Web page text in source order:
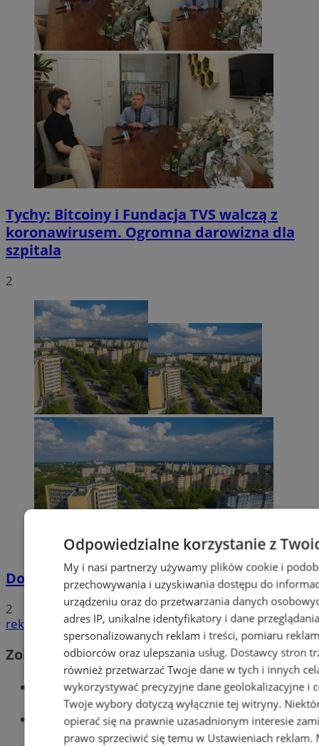
Tychy: Bitcoiny i Fundacja TVS walczą z
koronawirusem. Ogromna darowizna dla
szpitala
2
Dowody osobiste z odciskami palców
2
reklama
Zobacz również
Wiadomości kryminalne w Tychach
Wiadomości lokalne
Odpowiedzialne korzystanie z
My i nasi partnerzy używamy plików cookie i
przechowywania i uzyskiwania dostępu do
urządzeniu oraz do przetwarzania danych
adres IP, unikalne identyfikatory i dane
spersonalizowanych reklam i treści, pomiaru
odbiorców oraz ulepszania usług. Dostawcy stron
również przetwarzać Twoje dane w tych i innych
wykorzystywać precyzyjne dane geolokalizacyjne i
Twoje wybory dotyczą wyłącznie tej witryny.
opierać się na prawnie uzasadnionym interesie
prawo sprzeciwić się temu w Ustawieniach reklam.